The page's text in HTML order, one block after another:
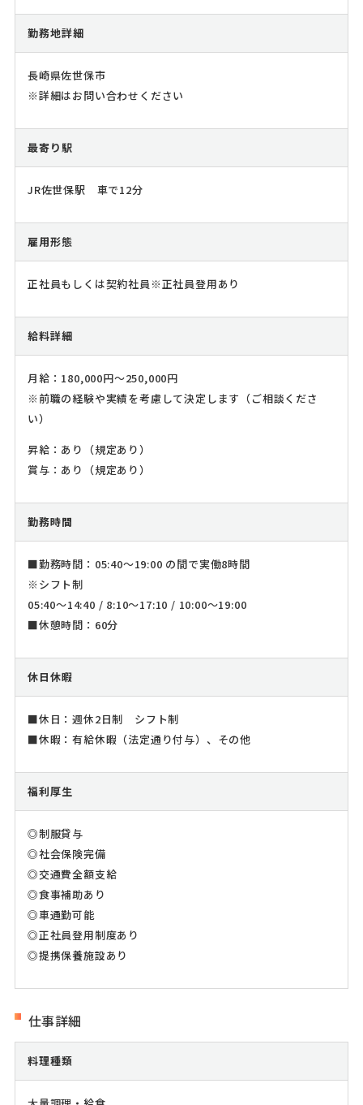
勤務地詳細
長崎県佐世保市
※詳細はお問い合わせください
最寄り駅
JR佐世保駅 車で12分
雇用形態
正社員もしくは契約社員※正社員登用あり
給料詳細
月給：180,000円～250,000円
※前職の経験や実績を考慮して決定します（ご相談くださ
い）
昇給：あり（規定あり）
賞与：あり（規定あり）
勤務時間
■勤務時間：05:40～19:00 の間で実働8時間
※シフト制
05:40～14:40 / 8:10～17:10 / 10:00～19:00
■休憩時間：60分
休日休暇
■休日：週休2日制 シフト制
■休暇：有給休暇（法定通り付与）、その他
福利厚生
◎制服貸与
◎社会保険完備
◎交通費全額支給
◎食事補助あり
◎車通勤可能
◎正社員登用制度あり
◎提携保養施設あり
仕事詳細
料理種類